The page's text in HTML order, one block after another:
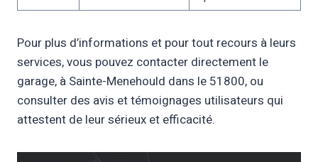
Pour plus d’informations et pour tout recours à leurs
services, vous pouvez contacter directement le
garage, à Sainte-Menehould dans le 51800, ou
consulter des avis et témoignages utilisateurs qui
attestent de leur sérieux et efficacité.